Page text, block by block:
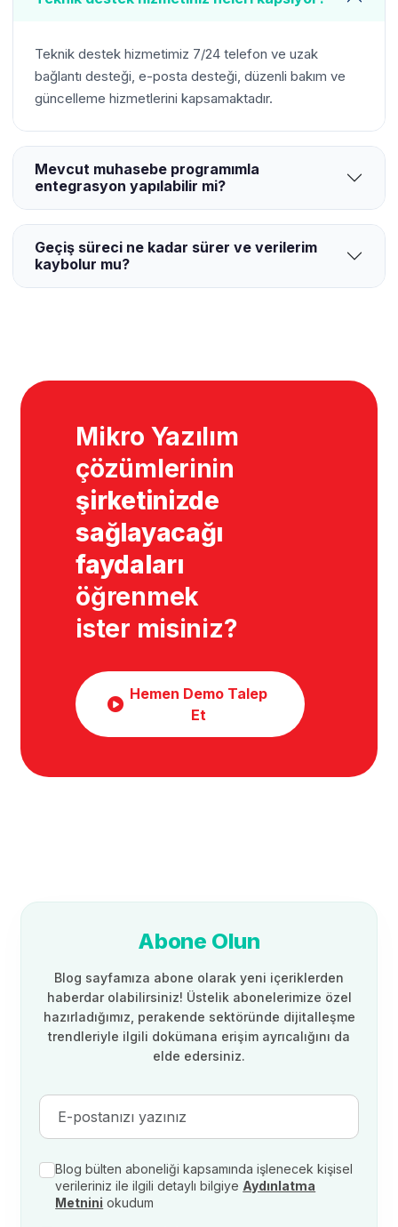
Teknik destek hizmetimiz 7/24 telefon ve uzak
bağlantı desteği, e-posta desteği, düzenli bakım ve
güncelleme hizmetlerini kapsamaktadır.
Mevcut muhasebe programımla
entegrasyon yapılabilir mi?
Geçiş süreci ne kadar sürer ve verilerim
kaybolur mu?
Mikro Yazılım
çözümlerinin
şirketinizde
sağlayacağı
faydaları
öğrenmek
ister misiniz?
Hemen Demo Talep
Et
Abone Olun
Blog sayfamıza abone olarak yeni içeriklerden
haberdar olabilirsiniz! Üstelik abonelerimize özel
hazırladığımız, perakende sektöründe dijitalleşme
trendleriyle ilgili dokümana erişim ayrıcalığını da
elde edersiniz.
Blog bülten aboneliği kapsamında işlenecek kişisel
verileriniz ile ilgili detaylı bilgiye Aydınlatma
Metnini okudum